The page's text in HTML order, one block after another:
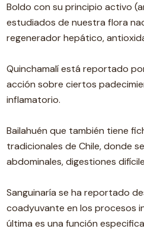
Boldo con su principio activo
estudiados de nuestra flora
regenerador hepático,
Quinchamalí está reportado
acción sobre ciertos
inflamatorio.
Bailahuén que también tiene
tradicionales de Chile, donde
abdominales, digestiones
Sanguinaría se ha reportado
coadyuvante en los procesos
última es una función